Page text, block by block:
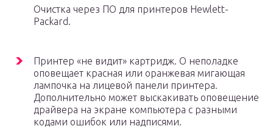
Очистка через ПО для принтеров Hewlett-
Packard.
Принтер «не видит» картридж. О неполадке
оповещает красная или оранжевая мигающая
лампочка на лицевой панели принтера.
Дополнительно может выскакивать оповещение
драйвера на экране компьютера с разными
кодами ошибок или надписями.